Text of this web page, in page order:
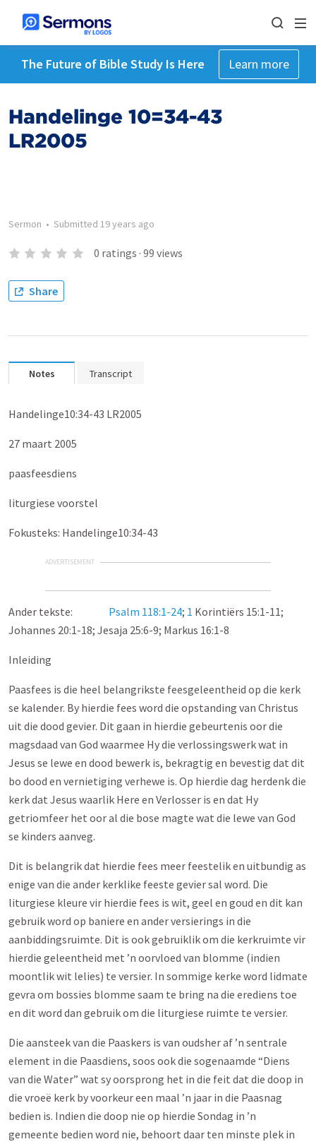
The Future of Bible Study Is Here Learn more
Handelinge 10=34-43
LR2005
Sermon • Submitted 19 years ago
0 ratings · 99 views
Share
Notes Transcript
Handelinge10:34-43 LR2005
27 maart 2005
paasfeesdiens
liturgiese voorstel
Fokusteks: Handelinge10:34-43
ADVERTISEMENT
Ander tekste: Psalm 118:1-24; 1 Korintiërs 15:1-11;
Johannes 20:1-18; Jesaja 25:6-9; Markus 16:1-8
Inleiding
Paasfees is die heel belangrikste feesgeleentheid op die kerk
se kalender. By hierdie fees word die opstanding van Christus
uit die dood gevier. Dit gaan in hierdie gebeurtenis oor die
magsdaad van God waarmee Hy die verlossingswerk wat in
Jesus se lewe en dood bewerk is, bekragtig en bevestig dat dit
bo dood en vernietiging verhewe is. Op hierdie dag herdenk die
kerk dat Jesus waarlik Here en Verlosser is en dat Hy
getriomfeer het oor al die bose magte wat die lewe van God
se kinders aanveg.
Dit is belangrik dat hierdie fees meer feestelik en uitbundig as
enige van die ander kerklike feeste gevier sal word. Die
liturgiese kleure vir hierdie fees is wit, geel en goud en dit kan
gebruik word op baniere en ander versierings in die
aanbiddingsruimte. Dit is ook gebruiklik om die kerkruimte vir
hierdie geleentheid met ’n oorvloed van blomme (indien
moontlik wit lelies) te versier. In sommige kerke word lidmate
gevra om bossies blomme saam te bring na die erediens toe
en dit word dan gebruik om die liturgiese ruimte te versier.
Die aansteek van die Paaskers is van oudsher af ’n sentrale
element in die Paasdiens, soos ook die sogenaamde “Diens
van die Water” wat sy oorsprong het in die feit dat die doop in
die vroeë kerk by voorkeur een maal ’n jaar in die Paasnag
bedien is. Indien die doop nie op hierdie Sondag in ’n
gemeente bedien word nie, behoort daar ten minste plek in